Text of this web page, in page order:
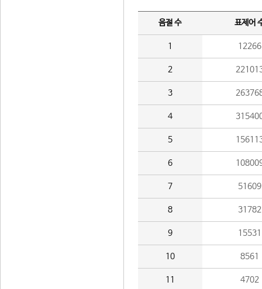
음절 수 표제어
1 12266
2
3
4
5
6
7 51609
8 31782
9 15531
10 8561
11 4702